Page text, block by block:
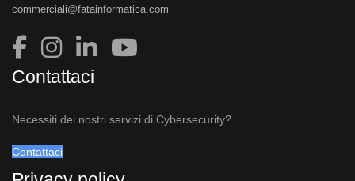
commerciali@fatainformatica.com
Contattaci
Necessiti dei nostri servizi di Cybersecurity?
Contattaci